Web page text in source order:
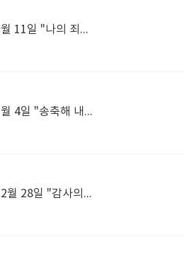
2026년 1월 11일 "나의 죄를 씻기는"
2026년 1월 4일 "송축해 내 영혼 - 해가 뜨는 새 아침"
2025년 12월 28일 "감사의 찬송"